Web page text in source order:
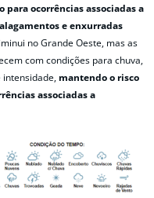
para ocorrências associadas a
e enxurradas
no Grande Oeste, mas as
com condições para chuva,
mantendo o risco
associadas a